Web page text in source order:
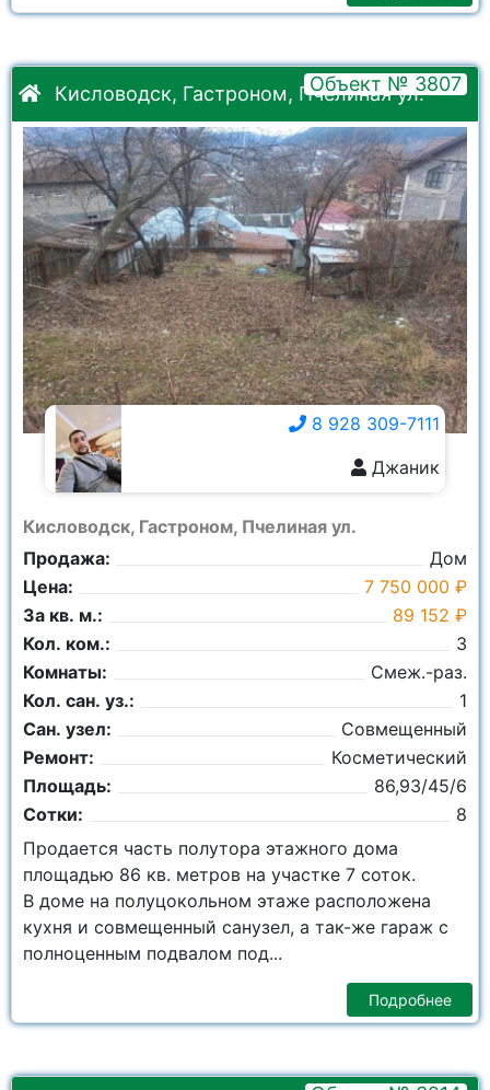
Кисловодск, Гастроном, Пчелиная ул.
Объект № 3807
Кисловодск, Гастроном, Пчелиная ул.
Продажа:
Дом
Цена:
7 750 000 ₽
За кв. м.:
89 152 ₽
Кол. ком.:
3
Комнаты:
Смеж.-раз.
Кол. сан. уз.:
1
Сан. узел:
Совмещенный
Ремонт:
Косметический
Площадь:
86,93/45/6
Сотки:
8
8 928 309-7111
Джаник
Продается часть полутора этажного дома
площадью 86 кв. метров на участке 7 соток.
В доме на полуцокольном этаже расположена
кухня и совмещенный санузел, а так-же гараж с
полноценным подвалом под...
Подробнее